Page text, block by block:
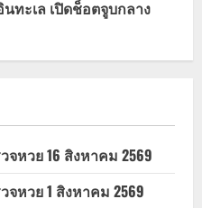
ทะเล เปิดช็อตจูบกลาง
หวย 16 สิงหาคม 2569
หวย 1 สิงหาคม 2569